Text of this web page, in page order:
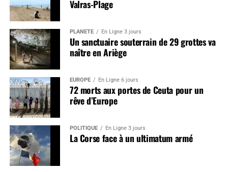
Valras-Plage
PLANÈTE En Ligne 3 jours
Un sanctuaire souterrain de 29 grottes va
naître en Ariège
EUROPE En Ligne 6 jours
72 morts aux portes de Ceuta pour un
rêve d’Europe
POLITIQUE En Ligne 3 jours
La Corse face à un ultimatum armé